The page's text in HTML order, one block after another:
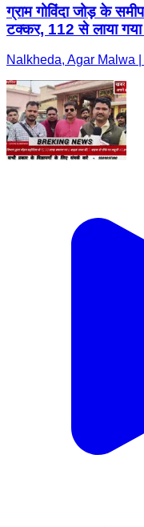
ग्राम गोविंदा जोड़ के
टक्कर, 112 से लाया गया
Nalkheda, Agar Malwa